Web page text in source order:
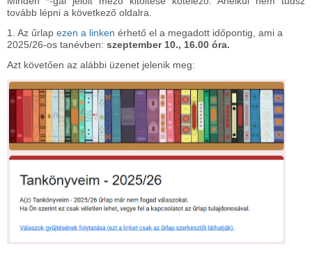
tovább lépni a következő oldalra.
1. Az űrlap ezen a linken érhető el a megadott időpontig, ami a
2025/26-os tanévben: szeptember 10., 16.00 óra.
Azt követően az alábbi üzenet jelenik meg: